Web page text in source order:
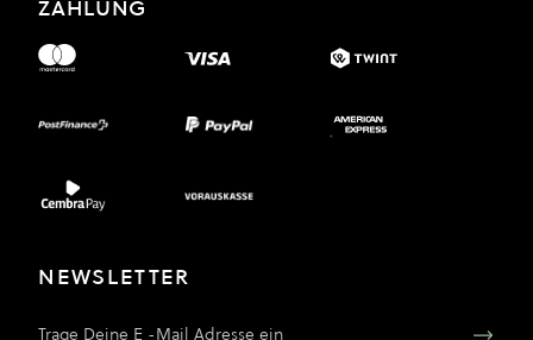
ZAHLUNG
NEWSLETTER